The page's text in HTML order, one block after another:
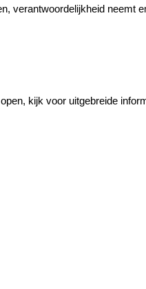
verantwoordelijkheid neemt
kijk voor uitgebreide